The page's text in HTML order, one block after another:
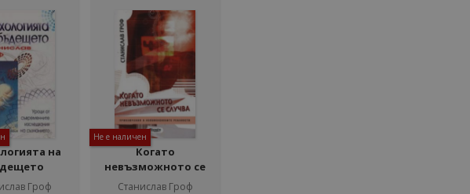
на
Гроф
Не е наличен
Когато
невъзможното се
случва
Станислав Гроф